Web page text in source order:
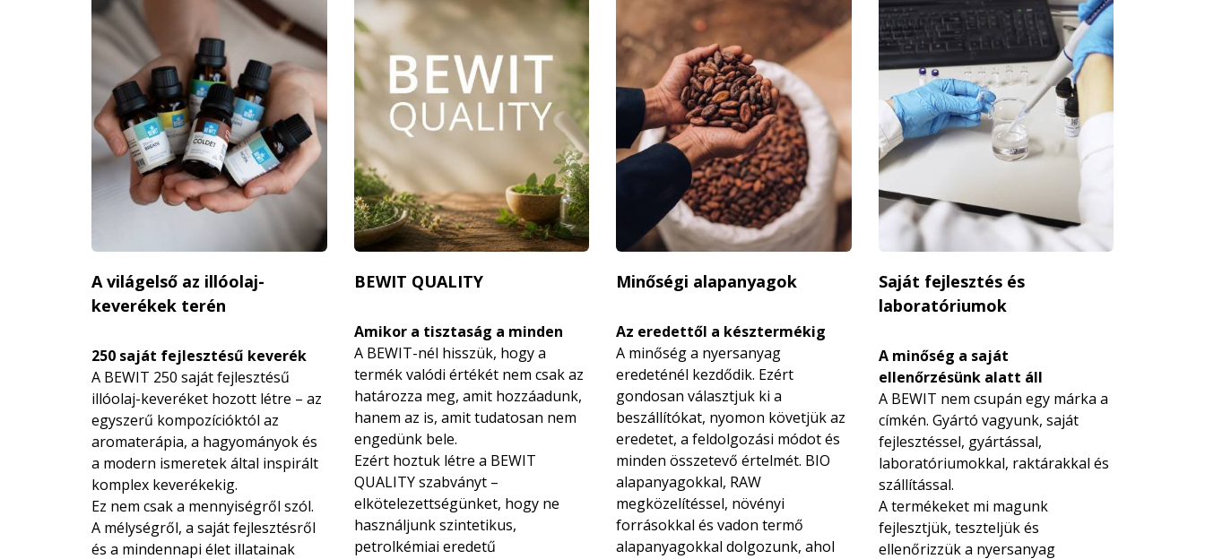
A világelső az illóolaj-
keverékek terén
250 saját fejlesztésű keverék
A BEWIT 250 saját fejlesztésű
illóolaj-keveréket hozott létre – az
egyszerű kompozícióktól az
aromaterápia, a hagyományok és
a modern ismeretek által inspirált
komplex keverékekig.
Ez nem csak a mennyiségről szól.
A mélységről, a saját fejlesztésről
és a mindennapi élet illatainak
BEWIT QUALITY
Amikor a tisztaság a minden
A BEWIT-nél hisszük, hogy a
termék valódi értékét nem csak az
határozza meg, amit hozzáadunk,
hanem az is, amit tudatosan nem
engedünk bele.
Ezért hoztuk létre a BEWIT
QUALITY szabványt –
elkötelezettségünket, hogy ne
használjunk szintetikus,
petrolkémiai eredetű
Minőségi alapanyagok
Az eredettől a késztermékig
A minőség a nyersanyag
eredeténél kezdődik. Ezért
gondosan választjuk ki a
beszállítókat, nyomon követjük az
eredetet, a feldolgozási módot és
minden összetevő értelmét. BIO
alapanyagokkal, RAW
megközelítéssel, növényi
forrásokkal és vadon termő
alapanyagokkal dolgozunk, ahol
Saját fejlesztés és
laboratóriumok
A minőség a saját
ellenőrzésünk alatt áll
A BEWIT nem csupán egy márka a
címkén. Gyártó vagyunk, saját
fejlesztéssel, gyártással,
laboratóriumokkal, raktárakkal és
szállítással.
A termékeket mi magunk
fejlesztjük, teszteljük és
ellenőrizzük a nyersanyag